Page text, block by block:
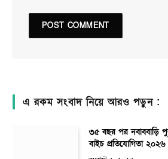
এ রকম সংবাদ নিয়ে আরও পড়ুন :
৩৫ বছর পর নবাববাড়ি
বাইচ প্রতিযোগিতা ২০২৬